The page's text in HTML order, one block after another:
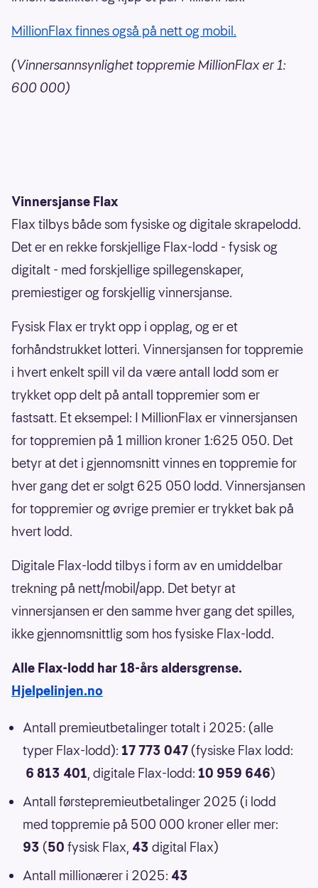
MillionFlax finnes også på nett og mobil.
(Vinnersannsynlighet toppremie MillionFlax er 1:
600 000)
Vinnersjanse Flax
Flax tilbys både som fysiske og digitale skrapelodd.
Det er en rekke forskjellige Flax-lodd - fysisk og
digitalt - med forskjellige spillegenskaper,
premiestiger og forskjellig vinnersjanse.
Fysisk Flax er trykt opp i opplag, og er et
forhåndstrukket lotteri. Vinnersjansen for toppremie
i hvert enkelt spill vil da være antall lodd som er
trykket opp delt på antall toppremier som er
fastsatt. Et eksempel: I MillionFlax er vinnersjansen
for toppremien på 1 million kroner 1:625 050. Det
betyr at det i gjennomsnitt vinnes en toppremie for
hver gang det er solgt 625 050 lodd. Vinnersjansen
for toppremier og øvrige premier er trykket bak på
hvert lodd.
Digitale Flax-lodd tilbys i form av en umiddelbar
trekning på nett/mobil/app. Det betyr at
vinnersjansen er den samme hver gang det spilles,
ikke gjennomsnittlig som hos fysiske Flax-lodd.
Alle Flax-lodd har 18-års aldersgrense.
Hjelpelinjen.no
Antall premieutbetalinger totalt i 2025: (alle
typer Flax-lodd): 17 773 047 (fysiske Flax lodd:
6 813 401, digitale Flax-lodd: 10 959 646)
Antall førstepremieutbetalinger 2025 (i lodd
med toppremie på 500 000 kroner eller mer:
93 (50 fysisk Flax, 43 digital Flax)
Antall millionærer i 2025: 43